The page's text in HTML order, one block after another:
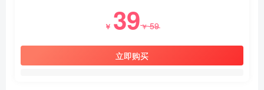
￥ 39￥59
立即购买